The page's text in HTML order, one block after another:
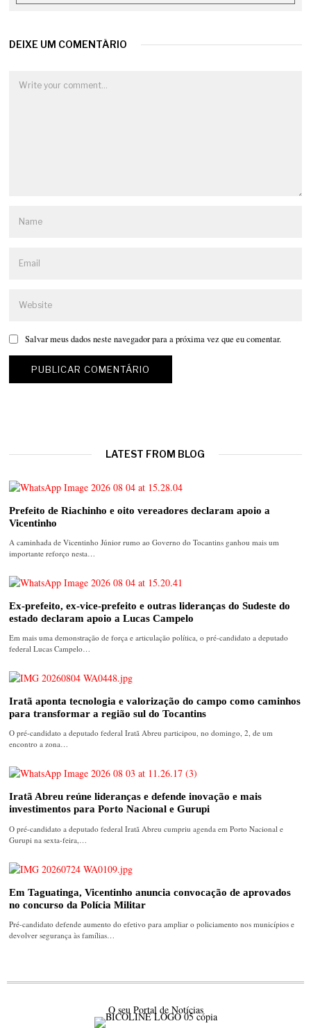
DEIXE UM COMENTÁRIO
Salvar meus dados neste navegador para a próxima vez que eu comentar.
LATEST FROM BLOG
Prefeito de Riachinho e oito vereadores declaram apoio a
Vicentinho
A caminhada de Vicentinho Júnior rumo ao Governo do Tocantins ganhou mais um
importante reforço nesta…
Ex-prefeito, ex-vice-prefeito e outras lideranças do Sudeste do
estado declaram apoio a Lucas Campelo
Em mais uma demonstração de força e articulação política, o pré-candidato a deputado
federal Lucas Campelo…
Iratã aponta tecnologia e valorização do campo como caminhos
para transformar a região sul do Tocantins
O pré-candidato a deputado federal Iratã Abreu participou, no domingo, 2, de um
encontro a zona…
Iratã Abreu reúne lideranças e defende inovação e mais
investimentos para Porto Nacional e Gurupi
O pré-candidato a deputado federal Iratã Abreu cumpriu agenda em Porto Nacional e
Gurupi na sexta-feira,…
Em Taguatinga, Vicentinho anuncia convocação de aprovados
no concurso da Polícia Militar
Pré-candidato defende aumento do efetivo para ampliar o policiamento nos municípios e
devolver segurança às famílias…
O seu Portal de Notícias